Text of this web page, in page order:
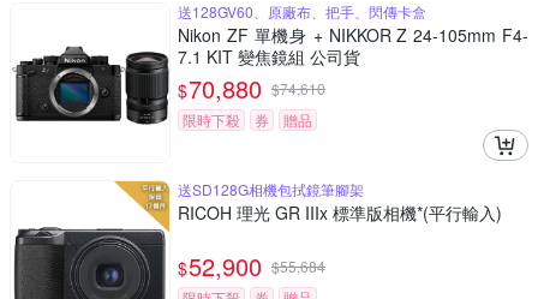
送128GV60、原廠布、把手、閃傳卡盒
Nikon ZF 單機身 + NIKKOR Z 24-105mm F4-
7.1 KIT 變焦鏡組 公司貨
$70,880 $74,610
限時下殺
券 贈品
送SD128G相機包拭鏡筆腳架
RICOH 理光 GR IIIx 標準版相機*(平行輸入)
$52,900 $55,684